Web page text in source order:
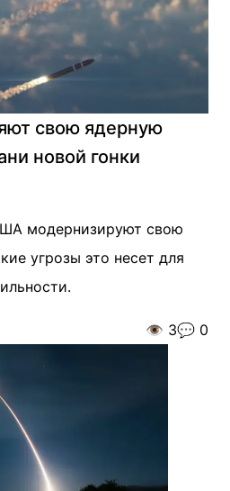
свою ядерную
новой гонки
модернизируют свою
угрозы это несет для
👁️ 3💬 0